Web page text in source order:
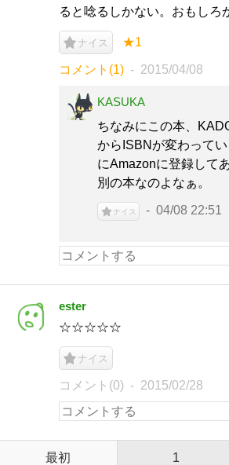
ると唸るしかない。おもしろ
ナイス ★1
コメント(1) 2015/04/08
KASUKA
ちなみにこの本、
からISBNが変わって
にAmazonに登録して
別の本なのよなぁ。
ナイス 04/08 22:51
ester
☆☆☆☆☆
ナイス
コメント(0) 2015/02/28
最初 1